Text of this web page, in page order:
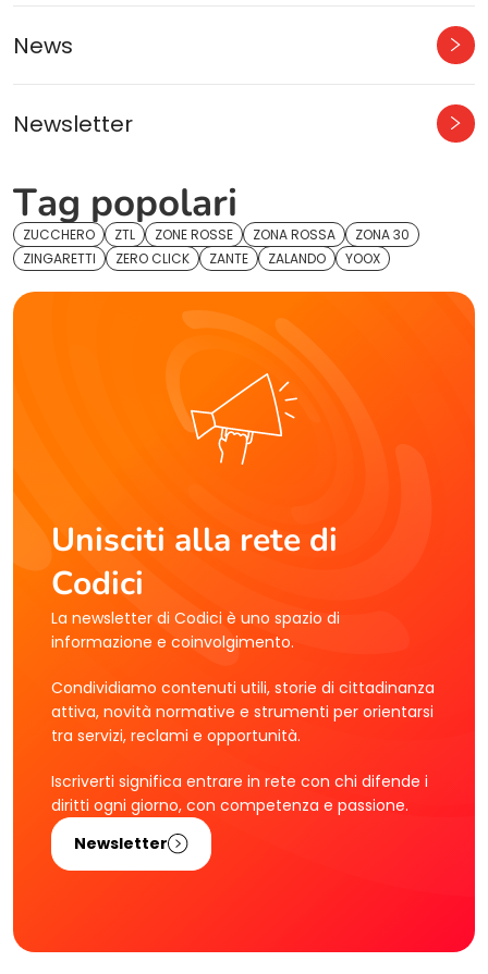
News
Newsletter
Tag popolari
ZUCCHERO ZTL ZONE ROSSE ZONA ROSSA
ZONA 30
ZINGARETTI
ZERO CLICK ZANTE ZALANDO YOOX
Unisciti alla rete di
Codici
La newsletter di Codici è uno spazio di
informazione e coinvolgimento.
Condividiamo contenuti utili, storie di cittadinanza
attiva, novità normative e strumenti per orientarsi
tra servizi, reclami e opportunità.
Iscriverti significa entrare in rete con chi difende i
diritti ogni giorno, con competenza e passione.
Newsletter